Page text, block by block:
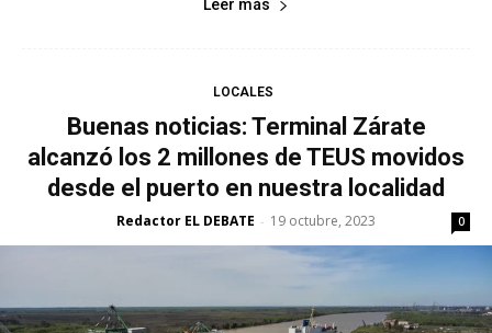
Leer más
LOCALES
Buenas noticias: Terminal Zárate
alcanzó los 2 millones de TEUS movidos
desde el puerto en nuestra localidad
Redactor EL DEBATE - 19 octubre, 2023 0